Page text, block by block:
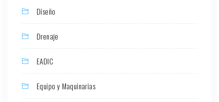
Diseño
Drenaje
EADIC
Equipo y Maquinarias